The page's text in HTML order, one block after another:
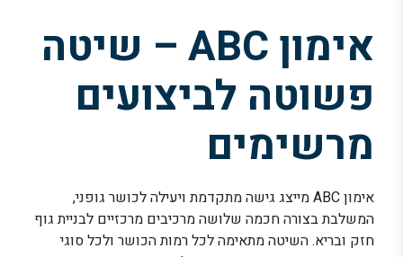
אימון ABC – שיטה
פשוטה לביצועים
מרשימים
אימון ABC מייצג גישה מתקדמת ויעילה לכושר גופני,
המשלבת בצורה חכמה שלושה מרכיבים מרכזיים לבניית גוף
חזק ובריא. השיטה מתאימה לכל רמות הכושר ולכל סוגי